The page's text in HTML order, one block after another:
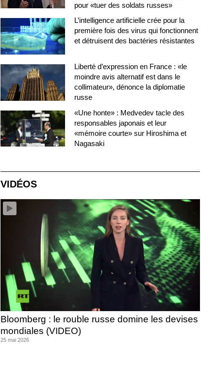
pour «tuer des soldats russes»
L’intelligence artificielle crée pour la
première fois des virus qui fonctionnent
et détruisent des bactéries résistantes
Liberté d’expression en France : «le
moindre avis alternatif est dans le
collimateur», dénonce la diplomatie
russe
«Une honte» : Medvedev tacle des
responsables japonais et leur
«mémoire courte» sur Hiroshima et
Nagasaki
VIDÉOS
Bloomberg : le rouble russe domine les devises
mondiales (VIDEO)
25 mai 2026